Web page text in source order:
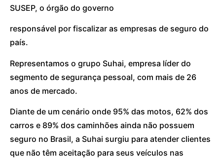
SUSEP, o órgão do governo
responsável por fiscalizar as empresas de seguro do
país.
Representamos o grupo Suhai, empresa líder do
segmento de segurança pessoal, com mais de 26
anos de mercado.
Diante de um cenário onde 95% das motos, 62% dos
carros e 89% dos caminhões ainda não possuem
seguro no Brasil, a Suhai surgiu para atender clientes
que não têm aceitação para seus veículos nas